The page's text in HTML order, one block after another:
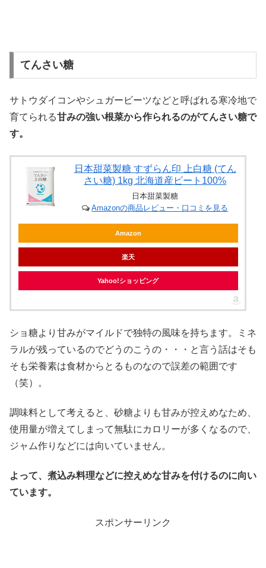
てんさい糖
サトウダイコンやシュガービーツなどと呼ばれる寒冷地で
育てられる甘みの強い根菜から作られるのがてんさい糖で
す。
日本甜菜製糖 すずらん印 上白糖 (てん
さい糖) 1kg 北海道産ビート100%
日本甜菜製糖
Amazonの商品レビュー・口コミを見る
Amazon
楽天
Yahoo!ショッピング
ショ糖より甘みがマイルドで独特の風味を持ちます。ミネ
ラルが残っているのでどうのこうの・・・と言う話はそも
そも栄養素は食材からとるものなので誤差の範囲です
（笑）。
調味料として考えると、砂糖よりも甘みが控えめなため、
使用量が増えてしまって無駄にカロリーが多くなるので、
ジャム作りなどには向いていません。
よって、煮込み料理などに控えめな甘みを付けるのに向い
ています。
スポンサーリンク